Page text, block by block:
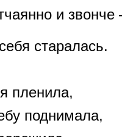
и звонче
старалась.
пленила,
поднимала,